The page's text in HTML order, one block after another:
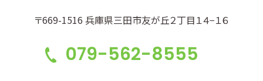
〒669-1516 兵庫県三田市友が丘２丁目１４−１６
079-562-8555